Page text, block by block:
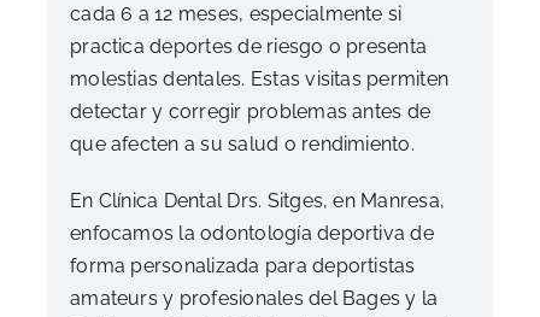
FAQ’s
Pedir cita
cada 6 a 12 meses, especialmente si
practica deportes de riesgo o presenta
molestias dentales. Estas visitas permiten
detectar y corregir problemas antes de
que afecten a su salud o rendimiento.
En Clínica Dental Drs. Sitges, en Manresa,
enfocamos la odontología deportiva de
forma personalizada para deportistas
amateurs y profesionales del Bages y la